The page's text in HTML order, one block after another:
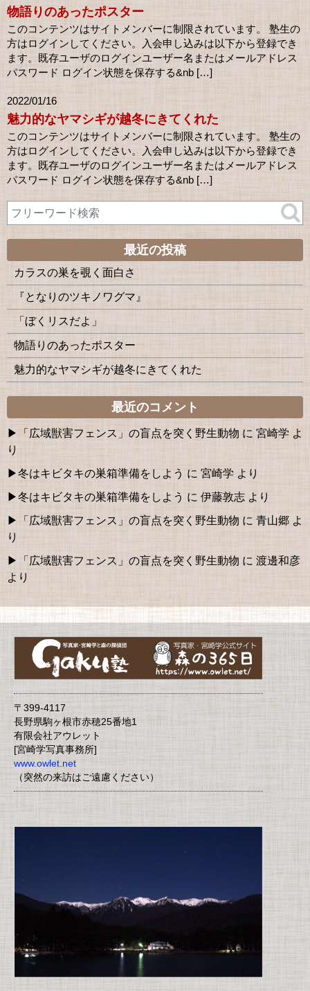
物語りのあったポスター
このコンテンツはサイトメンバーに制限されています。 塾生の
方はログインしてください。入会申し込みは以下から登録でき
ます。既存ユーザのログインユーザー名またはメールアドレス
パスワード ログイン状態を保存する&nb […]
2022/01/16
魅力的なヤマシギが越冬にきてくれた
このコンテンツはサイトメンバーに制限されています。 塾生の
方はログインしてください。入会申し込みは以下から登録でき
ます。既存ユーザのログインユーザー名またはメールアドレス
パスワード ログイン状態を保存する&nb […]
最近の投稿
カラスの巣を覗く面白さ
『となりのツキノワグマ』
「ぼくリスだよ」
物語りのあったポスター
魅力的なヤマシギが越冬にきてくれた
最近のコメント
「広域獣害フェンス」の盲点を突く野生動物 に 宮崎学 よ
り
冬はキビタキの巣箱準備をしよう に 宮崎学 より
冬はキビタキの巣箱準備をしよう に 伊藤敦志 より
「広域獣害フェンス」の盲点を突く野生動物 に 青山郷 よ
り
「広域獣害フェンス」の盲点を突く野生動物 に 渡邊和彦
より
〒399-4117
長野県駒ヶ根市赤穂25番地1
有限会社アウレット
[宮崎学写真事務所]
www.owlet.net
（突然の来訪はご遠慮ください）